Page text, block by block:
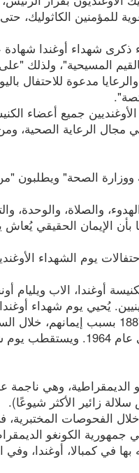
للمؤمنين الكاثوليك،
ذكرى شهداء أوغندا شهادة
المسيحية"، ولذلك
مدعوة للاحتفال
جميع أعضاء
مجال الرعاية الصحية،
الصحة" ويطلبون "من
والصلاة، والوحدة،
بأن الإيمان الحقيقي
يوم الشهداء
الإقليمي لكنيسة أوغندا، الاب
تتراوح أعمارهم بين 14 و50 عامًا، قُتلوا بين
بينهم 22 كاثوليكيًا تم تطويبهم في
الديمقراطية، وهي ناجمة
زائير الأكثر شيوعًا).
الفحوصات
في كمبالا، أوغندا،